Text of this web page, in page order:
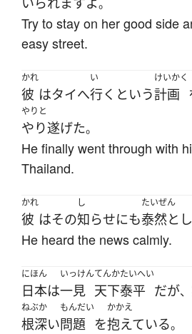
。
Try to stay on her good side
easy street.
かれ
彼 はタイへ
い
行く という
けいかく
計画
やりと
やり遂げた。
He finally went through with
Thailand.
かれ
彼 はその
し
知らせにも
たいぜん
泰然と
He heard the news calmly.
にほん
日本は
いっけん
一見
てんかたいへい
天下泰平 だが、
ねぶか
根深い
もんだい
問題 を
かかえ
抱えている。